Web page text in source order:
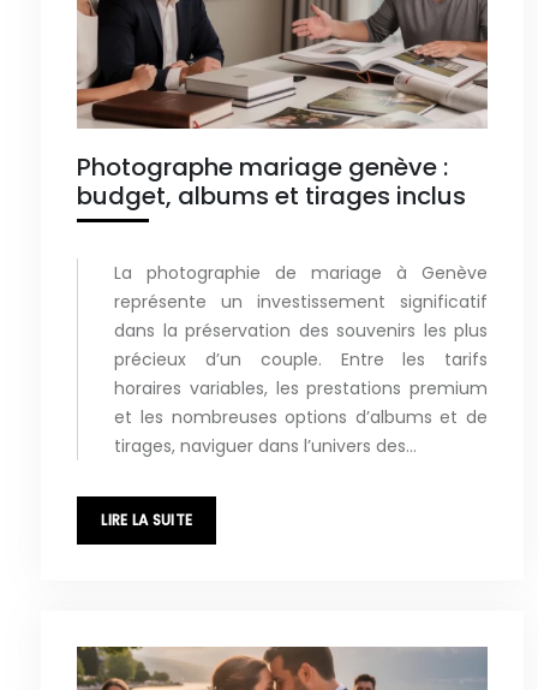
Photographe mariage genève :
budget, albums et tirages inclus
La photographie de mariage à Genève
représente un investissement significatif
dans la préservation des souvenirs les plus
précieux d’un couple. Entre les tarifs
horaires variables, les prestations premium
et les nombreuses options d’albums et de
tirages, naviguer dans l’univers des…
LIRE LA SUITE